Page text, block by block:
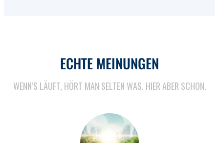
ECHTE MEINUNGEN
WENN’S LÄUFT, HÖRT MAN SELTEN WAS. HIER ABER SCHON.